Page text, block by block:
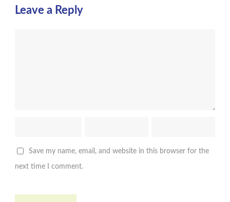
Leave a Reply
Save my name, email, and website in this browser for the
next time I comment.